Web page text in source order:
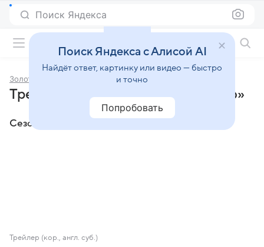
Поиск Яндекса
Золотое место
Трейлеры сериала «Золотое место»
Сезон 1
Трейлер (кор., англ. суб.)
Поиск Яндекса с Алисой AI
Найдёт ответ, картинку или видео — быстро
и точно
Попробовать